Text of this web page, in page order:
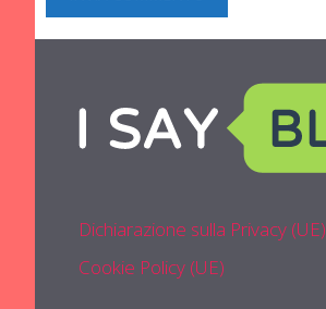
Dichiarazione sulla Privacy (UE)
Cookie Policy (UE)